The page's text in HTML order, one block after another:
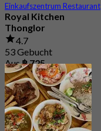
Einkaufszentrum Restaurant
Royal Kitchen
Thonglor
4.7
53 Gebucht
Aus฿ 725